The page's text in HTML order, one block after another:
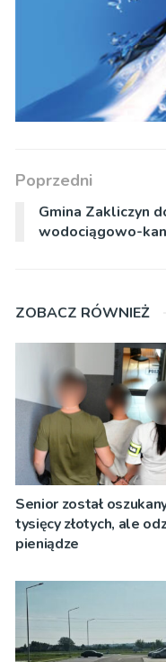
Poprzedni
Gmina Zakliczyn
wodociągowo-
ZOBACZ RÓWNIEŻ
Senior został
tysięcy złotych, ale
pieniądze